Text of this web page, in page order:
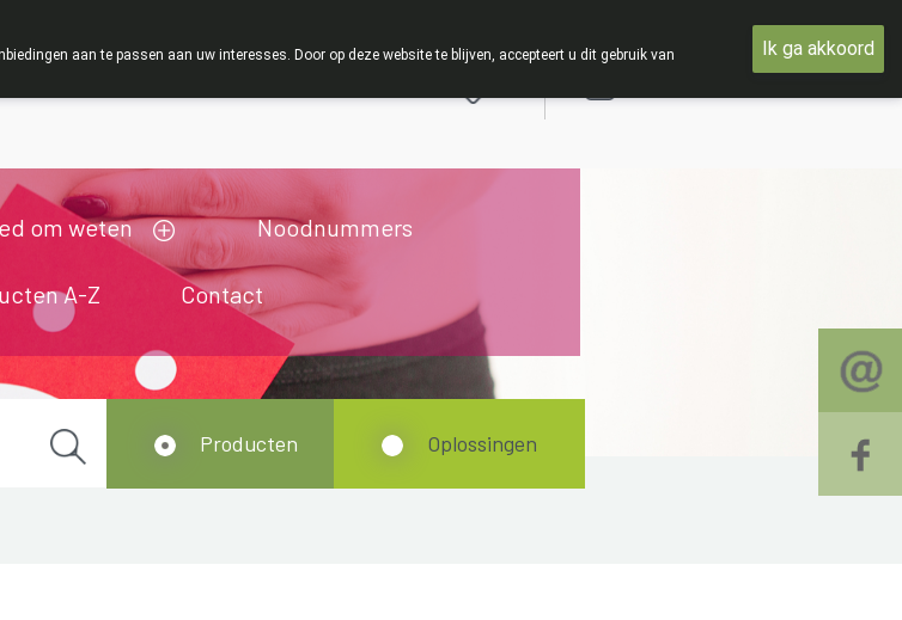
om weten Noodnummers
A-Z Contact
Producten Oplossingen
aan te passen aan uw interesses. Door op deze website te blijven, accepteert u dit gebruik van
Ik ga akkoord